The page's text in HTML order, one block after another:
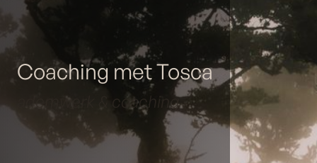
Coaching met Tosca
ademwerk & coaching